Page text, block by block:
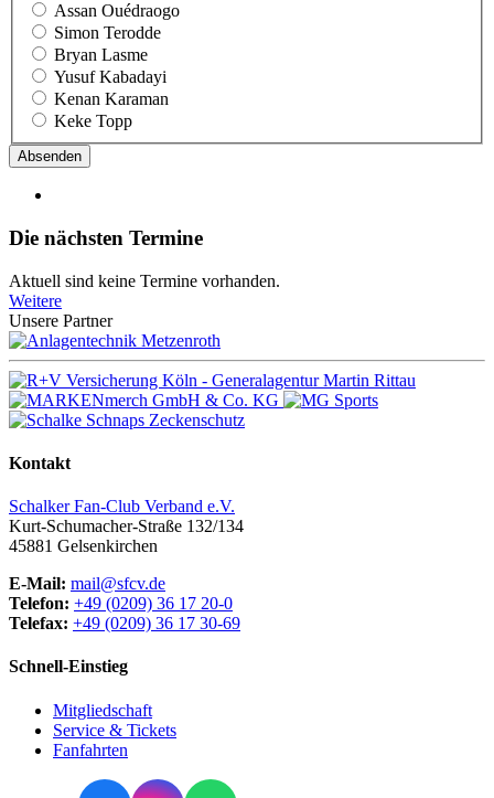
Assan Ouédraogo
Simon Terodde
Bryan Lasme
Yusuf Kabadayi
Kenan Karaman
Keke Topp
Absenden
Die nächsten Termine
Aktuell sind keine Termine vorhanden.
Weitere
Unsere Partner
Kontakt
Schalker Fan-Club Verband e.V.
Kurt-Schumacher-Straße 132/134
45881 Gelsenkirchen
E-Mail: mail@sfcv.de
Telefon: +49 (0209) 36 17 20-0
Telefax: +49 (0209) 36 17 30-69
Schnell-Einstieg
Mitgliedschaft
Service & Tickets
Fanfahrten